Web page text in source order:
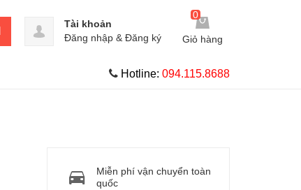
0
Giỏ hàng
Tài khoản
Đăng nhập & Đăng ký
Hotline: 094.115.8688
Miễn phí vận chuyển toàn
quốc